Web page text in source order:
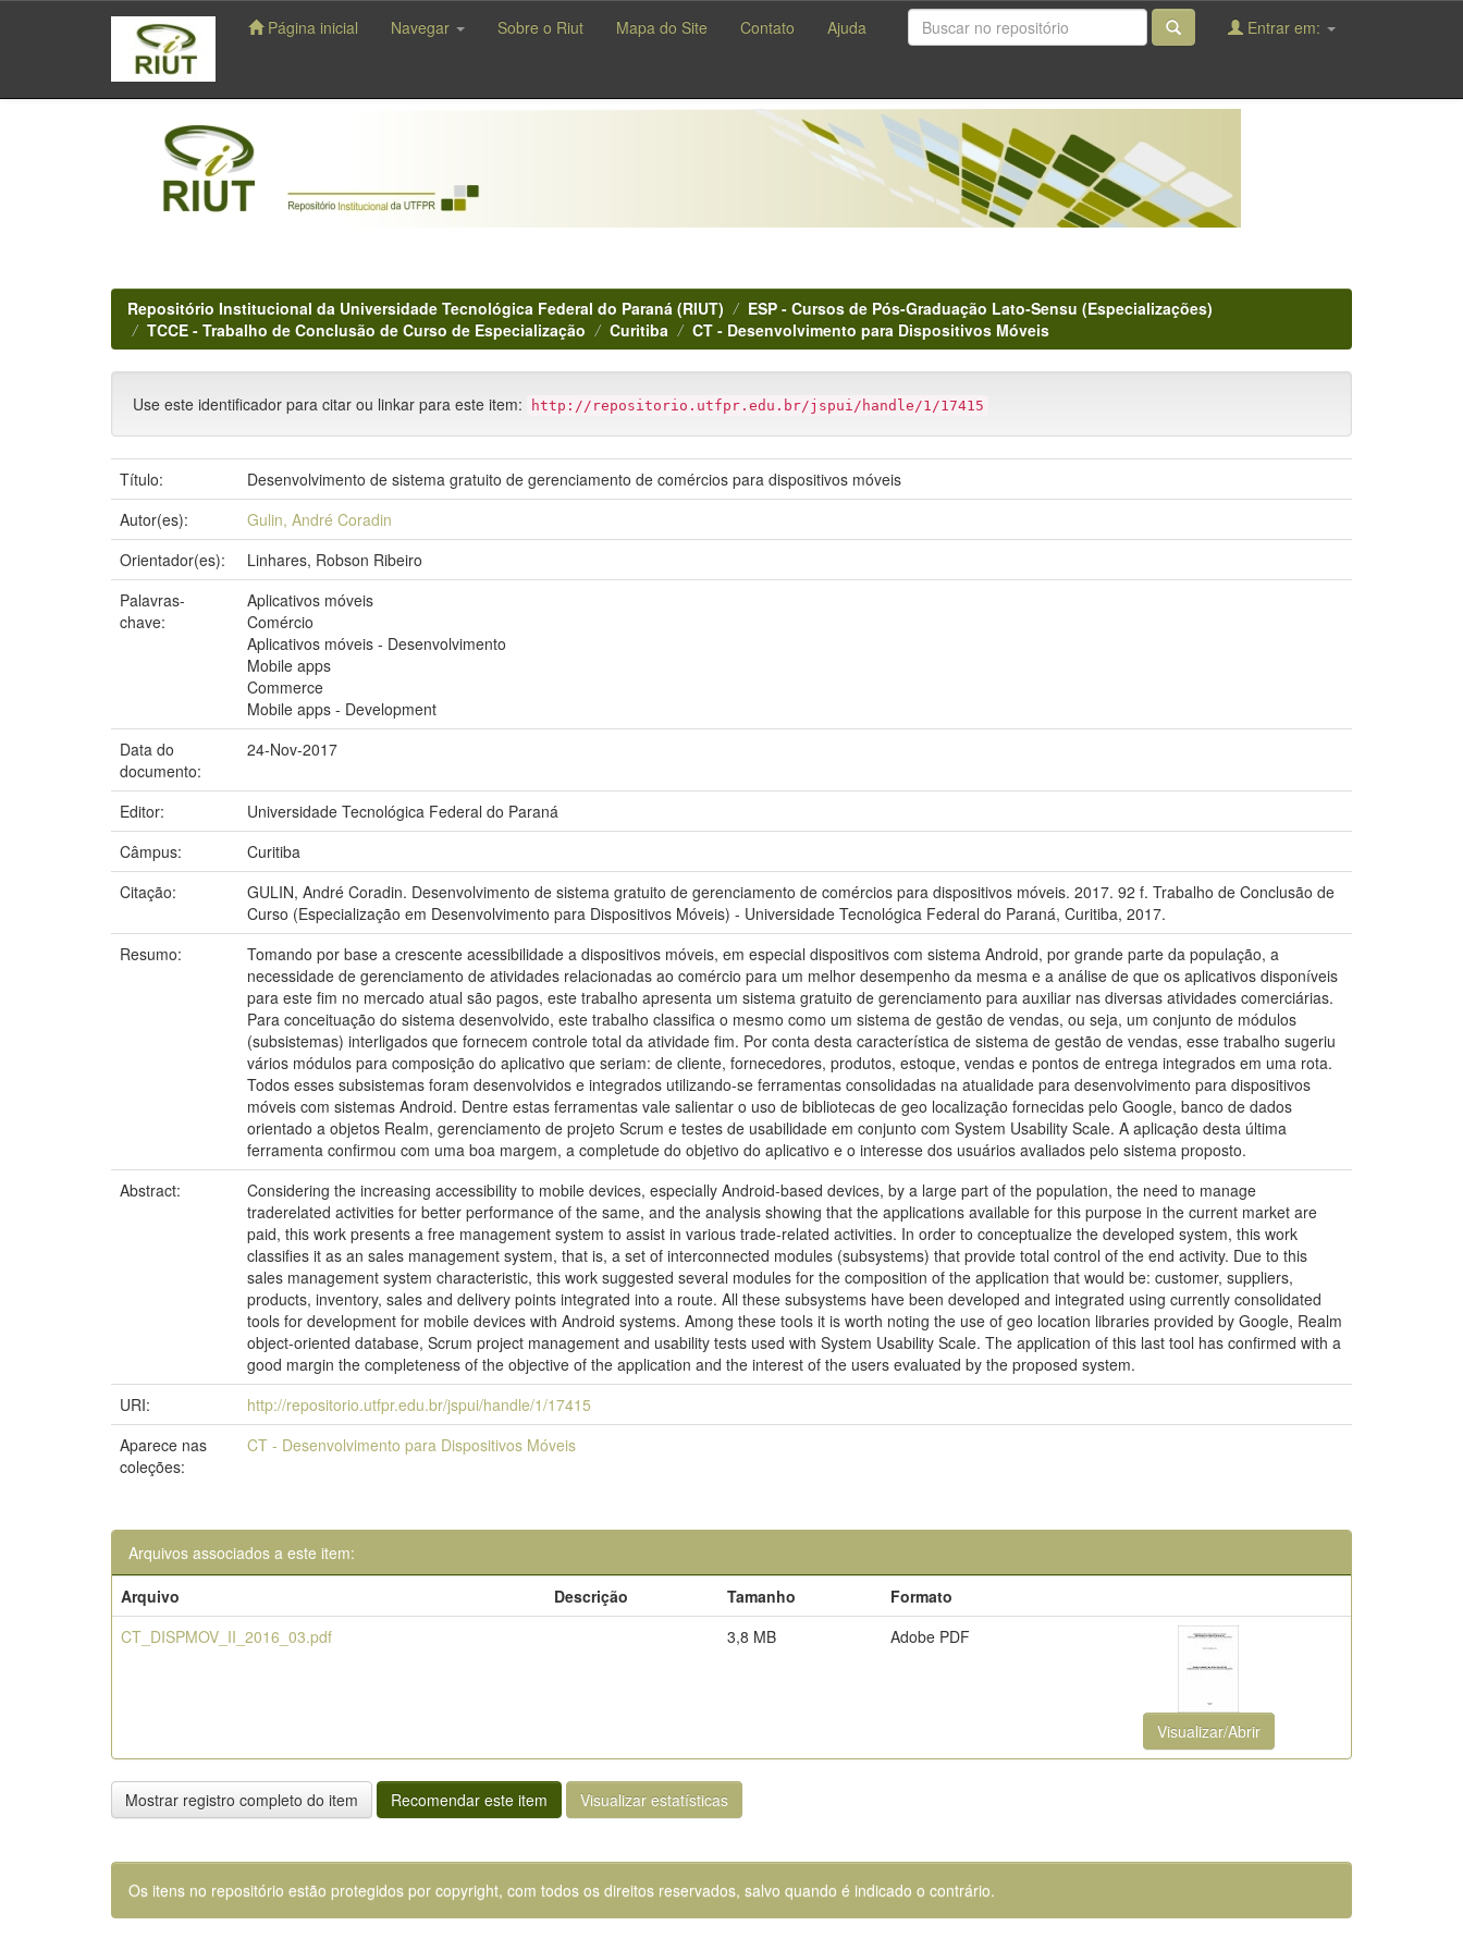
navigation
Página inicial Navegar Sobre o Riut Mapa do Site Contato Ajuda Entrar em:
Repositório Institucional da Universidade Tecnológica Federal do Paraná (RIUT)
ESP - Cursos de Pós-Graduação Lato-Sensu (Especializações)
TCCE - Trabalho de Conclusão de Curso de Especialização
Curitiba CT - Desenvolvimento para Dispositivos Móveis
Use este identificador para citar ou linkar para este item: http://repositorio.utfpr.edu.br/jspui/handle/1/17415
Título:
Desenvolvimento de sistema gratuito de gerenciamento de comércios para dispositivos móveis
Autor(es):
Gulin, André Coradin
Orientador(es):
Linhares, Robson Ribeiro
Palavras-
chave:
Aplicativos móveis
Comércio
Aplicativos móveis - Desenvolvimento
Mobile apps
Commerce
Mobile apps - Development
Data do
documento:
24-Nov-2017
Editor:
Universidade Tecnológica Federal do Paraná
Câmpus:
Curitiba
Citação:
GULIN, André Coradin. Desenvolvimento de sistema gratuito de gerenciamento de comércios para dispositivos móveis. 2017. 92 f. Trabalho de Conclusão de
Curso (Especialização em Desenvolvimento para Dispositivos Móveis) - Universidade Tecnológica Federal do Paraná, Curitiba, 2017.
Resumo:
Tomando por base a crescente acessibilidade a dispositivos móveis, em especial dispositivos com sistema Android, por grande parte da população, a
necessidade de gerenciamento de atividades relacionadas ao comércio para um melhor desempenho da mesma e a análise de que os aplicativos disponíveis
para este fim no mercado atual são pagos, este trabalho apresenta um sistema gratuito de gerenciamento para auxiliar nas diversas atividades comerciárias.
Para conceituação do sistema desenvolvido, este trabalho classifica o mesmo como um sistema de gestão de vendas, ou seja, um conjunto de módulos
(subsistemas) interligados que fornecem controle total da atividade fim. Por conta desta característica de sistema de gestão de vendas, esse trabalho sugeriu
vários módulos para composição do aplicativo que seriam: de cliente, fornecedores, produtos, estoque, vendas e pontos de entrega integrados em uma rota.
Todos esses subsistemas foram desenvolvidos e integrados utilizando-se ferramentas consolidadas na atualidade para desenvolvimento para dispositivos
móveis com sistemas Android. Dentre estas ferramentas vale salientar o uso de bibliotecas de geo localização fornecidas pelo Google, banco de dados
orientado a objetos Realm, gerenciamento de projeto Scrum e testes de usabilidade em conjunto com System Usability Scale. A aplicação desta última
ferramenta confirmou com uma boa margem, a completude do objetivo do aplicativo e o interesse dos usuários avaliados pelo sistema proposto.
Abstract:
Considering the increasing accessibility to mobile devices, especially Android-based devices, by a large part of the population, the need to manage
traderelated activities for better performance of the same, and the analysis showing that the applications available for this purpose in the current market are
paid, this work presents a free management system to assist in various trade-related activities. In order to conceptualize the developed system, this work
classifies it as an sales management system, that is, a set of interconnected modules (subsystems) that provide total control of the end activity. Due to this
sales management system characteristic, this work suggested several modules for the composition of the application that would be: customer, suppliers,
products, inventory, sales and delivery points integrated into a route. All these subsystems have been developed and integrated using currently consolidated
tools for development for mobile devices with Android systems. Among these tools it is worth noting the use of geo location libraries provided by Google, Realm
object-oriented database, Scrum project management and usability tests used with System Usability Scale. The application of this last tool has confirmed with a
good margin the completeness of the objective of the application and the interest of the users evaluated by the proposed system.
URI:
http://repositorio.utfpr.edu.br/jspui/handle/1/17415
Aparece nas
coleções:
CT - Desenvolvimento para Dispositivos Móveis
Arquivos associados a este item:
Arquivo
Descrição Tamanho
Formato
CT_DISPMOV_II_2016_03.pdf
3,8 MB Adobe PDF
Visualizar/Abrir
Mostrar registro completo do item Recomendar este item Visualizar estatísticas
Os itens no repositório estão protegidos por copyright, com todos os direitos reservados, salvo quando é indicado o contrário.